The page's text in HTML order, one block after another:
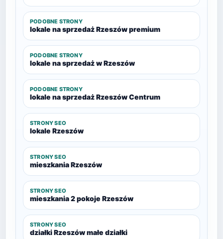
PODOBNE STRONY
lokale na sprzedaż Rzeszów premium
PODOBNE STRONY
lokale na sprzedaż w Rzeszów
PODOBNE STRONY
lokale na sprzedaż Rzeszów Centrum
STRONY SEO
lokale Rzeszów
STRONY SEO
mieszkania Rzeszów
STRONY SEO
mieszkania 2 pokoje Rzeszów
STRONY SEO
działki Rzeszów małe działki